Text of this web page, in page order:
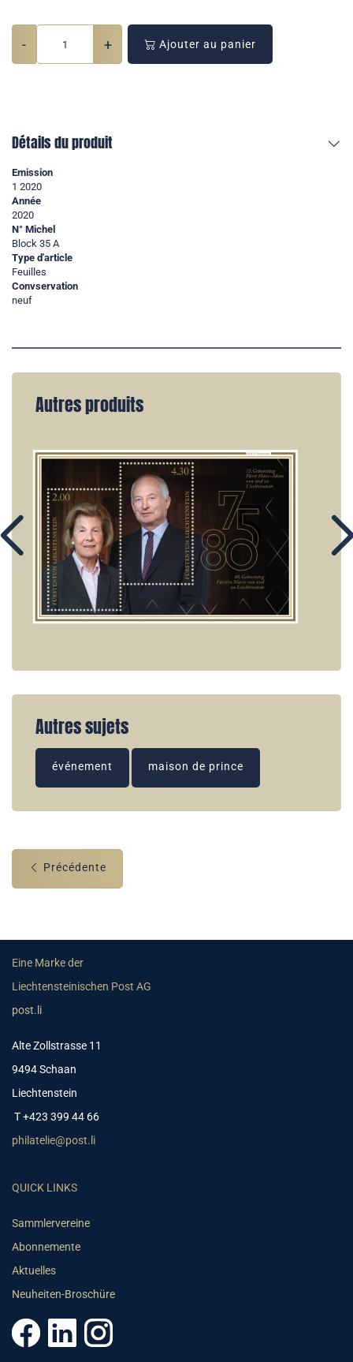
- + Ajouter au panier
Détails du produit
Emission
1 2020
Année
2020
N° Michel
Block 35 A
Type d'article
Feuilles
Convservation
neuf
Autres produits
Autres sujets
événement maison de prince
Précédente
Eine Marke der
Liechtensteinischen Post AG
post.li
Alte Zollstrasse 11
9494 Schaan
Liechtenstein
T +423 399 44 66
philatelie@post.li
QUICK LINKS
Sammlervereine
Abonnemente
Aktuelles
Neuheiten-Broschüre